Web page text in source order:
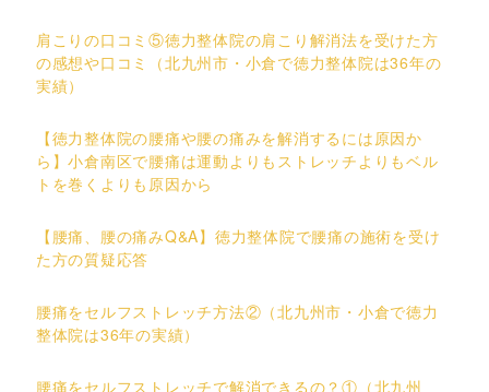
肩こりの口コミ⑤徳力整体院の肩こり解消法を受けた方
の感想や口コミ（北九州市・小倉で徳力整体院は36年の
実績）
【徳力整体院の腰痛や腰の痛みを解消するには原因か
ら】小倉南区で腰痛は運動よりもストレッチよりもベル
トを巻くよりも原因から
【腰痛、腰の痛みQ&A】徳力整体院で腰痛の施術を受け
た方の質疑応答
腰痛をセルフストレッチ方法②（北九州市・小倉で徳力
整体院は36年の実績）
腰痛をセルフストレッチで解消できるの？①（北九州